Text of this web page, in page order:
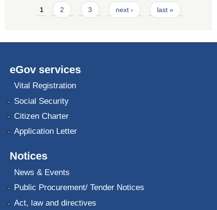
Pages
1 2 3 next › last »
eGov services
Vital Registration
Social Security
Citizen Charter
Application Letter
Notices
News & Events
Public Procurement/ Tender Notices
Act, law and directives